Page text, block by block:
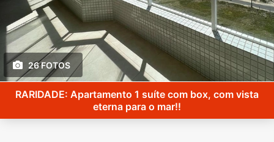
26 FOTOS
RARIDADE: Apartamento 1 suíte com box, com vista
eterna para o mar!!